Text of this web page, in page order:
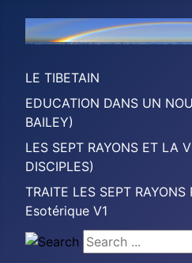
LE TIBETAIN
EDUCATION DANS UN
BAILEY)
LES SEPT RAYONS ET LA
DISCIPLES)
TRAITE LES SEPT
Esotérique V1
Search ...